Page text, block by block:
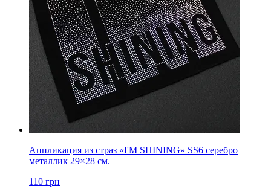
Аппликация из страз «I'M SHINING» SS6 серебро
металлик 29×28 см.
110 грн